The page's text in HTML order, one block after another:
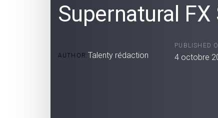
Supernatural
AUTHOR:Talenty rédaction
PUBLISHED
4 octobre